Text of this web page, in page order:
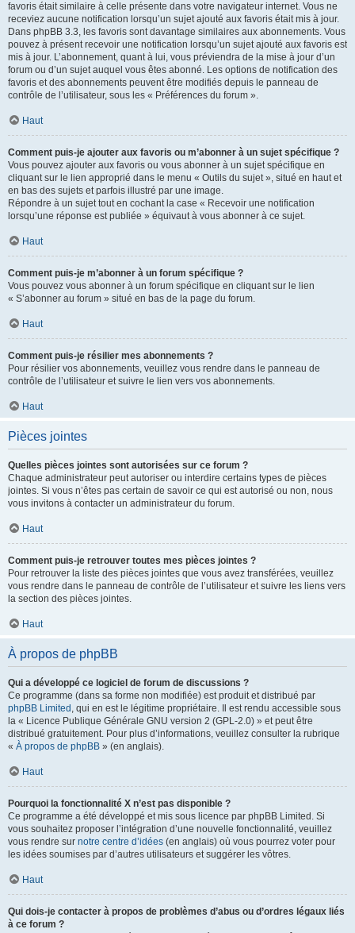
favoris était similaire à celle présente dans votre navigateur internet. Vous ne
receviez aucune notification lorsqu’un sujet ajouté aux favoris était mis à jour.
Dans phpBB 3.3, les favoris sont davantage similaires aux abonnements. Vous
pouvez à présent recevoir une notification lorsqu’un sujet ajouté aux favoris est
mis à jour. L’abonnement, quant à lui, vous préviendra de la mise à jour d’un
forum ou d’un sujet auquel vous êtes abonné. Les options de notification des
favoris et des abonnements peuvent être modifiés depuis le panneau de
contrôle de l’utilisateur, sous les « Préférences du forum ».
Haut
Comment puis-je ajouter aux favoris ou m’abonner à un sujet spécifique ?
Vous pouvez ajouter aux favoris ou vous abonner à un sujet spécifique en
cliquant sur le lien approprié dans le menu « Outils du sujet », situé en haut et
en bas des sujets et parfois illustré par une image.
Répondre à un sujet tout en cochant la case « Recevoir une notification
lorsqu’une réponse est publiée » équivaut à vous abonner à ce sujet.
Haut
Comment puis-je m’abonner à un forum spécifique ?
Vous pouvez vous abonner à un forum spécifique en cliquant sur le lien
« S’abonner au forum » situé en bas de la page du forum.
Haut
Comment puis-je résilier mes abonnements ?
Pour résilier vos abonnements, veuillez vous rendre dans le panneau de
contrôle de l’utilisateur et suivre le lien vers vos abonnements.
Haut
Pièces jointes
Quelles pièces jointes sont autorisées sur ce forum ?
Chaque administrateur peut autoriser ou interdire certains types de pièces
jointes. Si vous n’êtes pas certain de savoir ce qui est autorisé ou non, nous
vous invitons à contacter un administrateur du forum.
Haut
Comment puis-je retrouver toutes mes pièces jointes ?
Pour retrouver la liste des pièces jointes que vous avez transférées, veuillez
vous rendre dans le panneau de contrôle de l’utilisateur et suivre les liens vers
la section des pièces jointes.
Haut
À propos de phpBB
Qui a développé ce logiciel de forum de discussions ?
Ce programme (dans sa forme non modifiée) est produit et distribué par
phpBB Limited , qui en est le légitime propriétaire. Il est rendu accessible sous
la « Licence Publique Générale GNU version 2 (GPL-2.0) » et peut être
distribué gratuitement. Pour plus d’informations, veuillez consulter la rubrique
« À propos de phpBB » (en anglais).
Haut
Pourquoi la fonctionnalité X n’est pas disponible ?
Ce programme a été développé et mis sous licence par phpBB Limited. Si
vous souhaitez proposer l’intégration d’une nouvelle fonctionnalité, veuillez
vous rendre sur notre centre d’idées (en anglais) où vous pourrez voter pour
les idées soumises par d’autres utilisateurs et suggérer les vôtres.
Haut
Qui dois-je contacter à propos de problèmes d’abus ou d’ordres légaux liés
à ce forum ?